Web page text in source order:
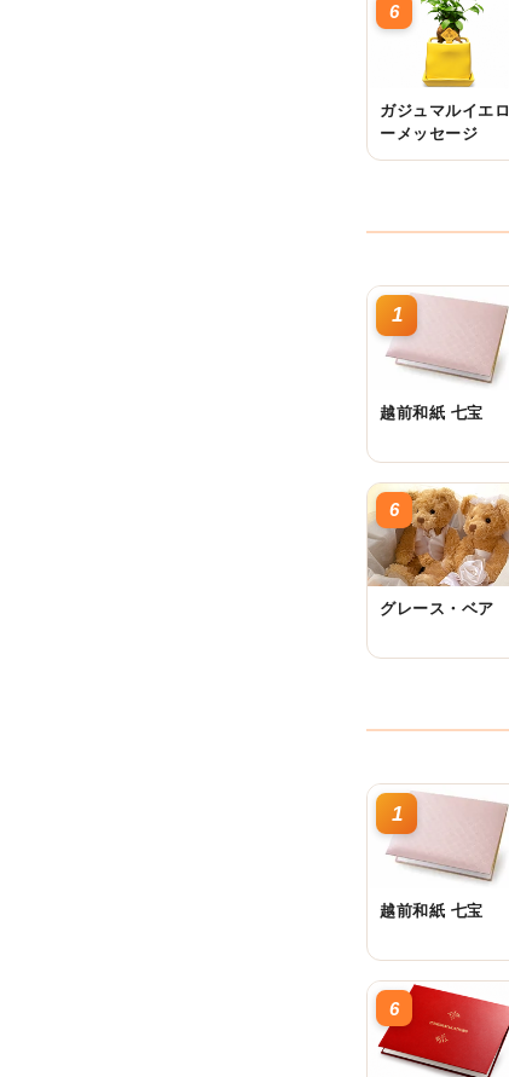
6
ガジュマルイエロ
ーメッセージ
1
越前和紙 七宝
6
グレース・ベア
1
越前和紙 七宝
6